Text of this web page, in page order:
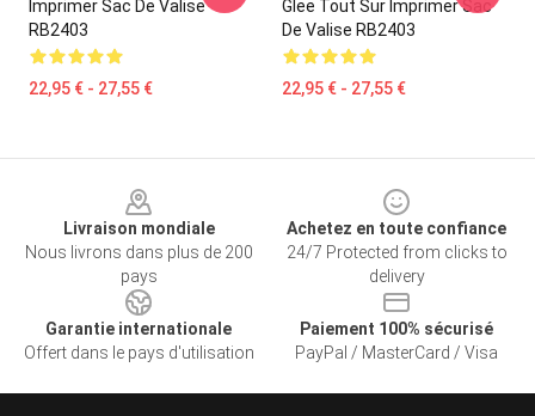
Imprimer Sac De Valise
RB2403
22,95 € - 27,55 €
Glee Tout Sur Imprimer Sac
De Valise RB2403
22,95 € - 27,55 €
Livraison mondiale
Nous livrons dans plus de 200
pays
Achetez en toute confiance
24/7 Protected from clicks to
delivery
Garantie internationale
Offert dans le pays d'utilisation
Paiement 100% sécurisé
PayPal / MasterCard / Visa